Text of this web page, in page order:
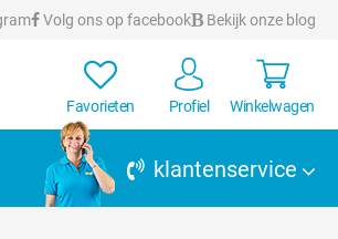
Volg ons op facebook Bekijk onze blog
Favorieten Profiel Winkelwagen
klantenservice